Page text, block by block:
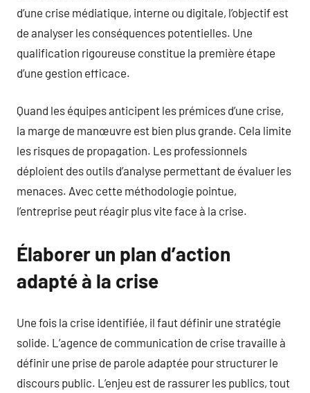
d’une crise médiatique, interne ou digitale, l’objectif est
de analyser les conséquences potentielles. Une
qualification rigoureuse constitue la première étape
d’une gestion efficace.
Quand les équipes anticipent les prémices d’une crise,
la marge de manœuvre est bien plus grande. Cela limite
les risques de propagation. Les professionnels
déploient des outils d’analyse permettant de évaluer les
menaces. Avec cette méthodologie pointue,
l’entreprise peut réagir plus vite face à la crise.
Élaborer un plan d’action
adapté à la crise
Une fois la crise identifiée, il faut définir une stratégie
solide. L’agence de communication de crise travaille à
définir une prise de parole adaptée pour structurer le
discours public. L’enjeu est de rassurer les publics, tout